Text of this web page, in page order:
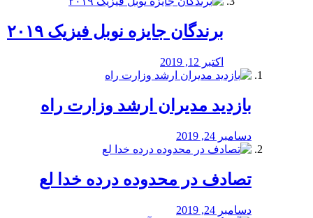
برندگان جایزه نوبل فیزیک ۲۰۱۹
اکتبر 12, 2019
بازدید مدیران ارشد وزارت راه
دسامبر 24, 2019
تصادف در محدوده درده خدا لع
دسامبر 24, 2019